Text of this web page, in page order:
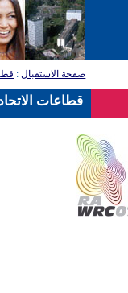
صفحة الاستقبال:
قطاعات